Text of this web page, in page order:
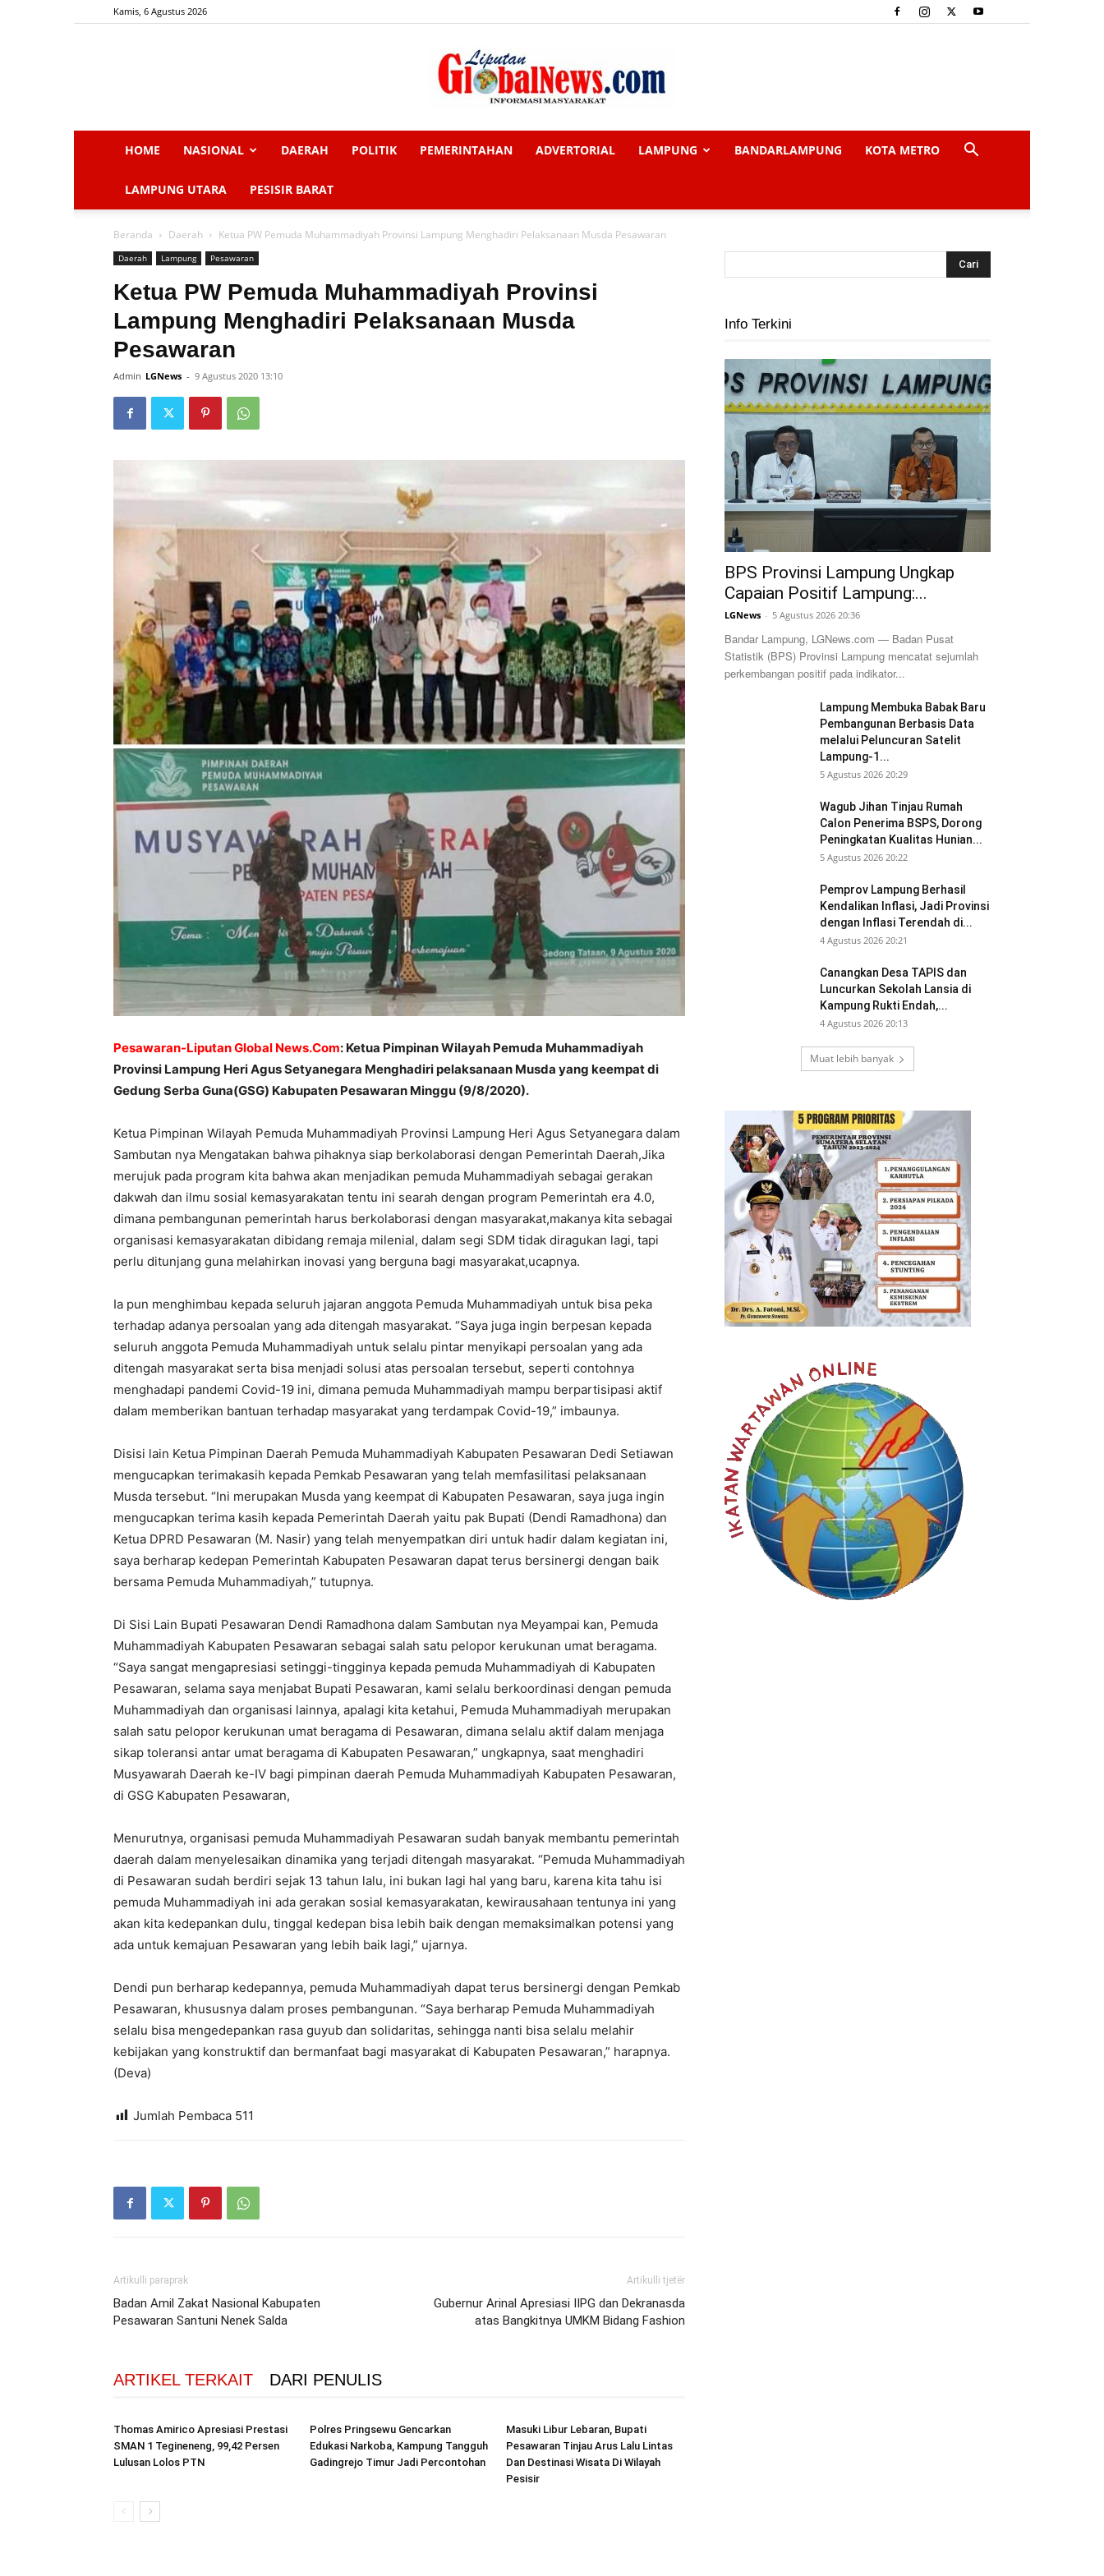
Kamis, 6 Agustus 2026
HOME NASIONAL DAERAH POLITIK PEMERINTAHAN ADVERTORIAL LAMPUNG BANDARLAMPUNG KOTA METRO
LAMPUNG UTARA PESISIR BARAT
Beranda Daerah Ketua PW Pemuda Muhammadiyah Provinsi Lampung Menghadiri Pelaksanaan Musda Pesawaran
Daerah Lampung Pesawaran
Ketua PW Pemuda Muhammadiyah Provinsi
Lampung Menghadiri Pelaksanaan Musda
Pesawaran
Admin LGNews - 9 Agustus 2020 13:10
Pesawaran-Liputan Global News.Com: Ketua Pimpinan Wilayah Pemuda Muhammadiyah
Provinsi Lampung Heri Agus Setyanegara Menghadiri pelaksanaan Musda yang keempat di
Gedung Serba Guna(GSG) Kabupaten Pesawaran Minggu (9/8/2020).
Ketua Pimpinan Wilayah Pemuda Muhammadiyah Provinsi Lampung Heri Agus Setyanegara dalam
Sambutan nya Mengatakan bahwa pihaknya siap berkolaborasi dengan Pemerintah Daerah,Jika
merujuk pada program kita bahwa akan menjadikan pemuda Muhammadiyah sebagai gerakan
dakwah dan ilmu sosial kemasyarakatan tentu ini searah dengan program Pemerintah era 4.0,
dimana pembangunan pemerintah harus berkolaborasi dengan masyarakat,makanya kita sebagai
organisasi kemasyarakatan dibidang remaja milenial, dalam segi SDM tidak diragukan lagi, tapi
perlu ditunjang guna melahirkan inovasi yang berguna bagi masyarakat,ucapnya.
Ia pun menghimbau kepada seluruh jajaran anggota Pemuda Muhammadiyah untuk bisa peka
terhadap adanya persoalan yang ada ditengah masyarakat. “Saya juga ingin berpesan kepada
seluruh anggota Pemuda Muhammadiyah untuk selalu pintar menyikapi persoalan yang ada
ditengah masyarakat serta bisa menjadi solusi atas persoalan tersebut, seperti contohnya
menghadapi pandemi Covid-19 ini, dimana pemuda Muhammadiyah mampu berpartisipasi aktif
dalam memberikan bantuan terhadap masyarakat yang terdampak Covid-19,” imbaunya.
Disisi lain Ketua Pimpinan Daerah Pemuda Muhammadiyah Kabupaten Pesawaran Dedi Setiawan
mengucapkan terimakasih kepada Pemkab Pesawaran yang telah memfasilitasi pelaksanaan
Musda tersebut. “Ini merupakan Musda yang keempat di Kabupaten Pesawaran, saya juga ingin
mengucapkan terima kasih kepada Pemerintah Daerah yaitu pak Bupati (Dendi Ramadhona) dan
Ketua DPRD Pesawaran (M. Nasir) yang telah menyempatkan diri untuk hadir dalam kegiatan ini,
saya berharap kedepan Pemerintah Kabupaten Pesawaran dapat terus bersinergi dengan baik
bersama Pemuda Muhammadiyah,” tutupnya.
Di Sisi Lain Bupati Pesawaran Dendi Ramadhona dalam Sambutan nya Meyampai kan, Pemuda
Muhammadiyah Kabupaten Pesawaran sebagai salah satu pelopor kerukunan umat beragama.
“Saya sangat mengapresiasi setinggi-tingginya kepada pemuda Muhammadiyah di Kabupaten
Pesawaran, selama saya menjabat Bupati Pesawaran, kami selalu berkoordinasi dengan pemuda
Muhammadiyah dan organisasi lainnya, apalagi kita ketahui, Pemuda Muhammadiyah merupakan
salah satu pelopor kerukunan umat beragama di Pesawaran, dimana selalu aktif dalam menjaga
sikap toleransi antar umat beragama di Kabupaten Pesawaran,” ungkapnya, saat menghadiri
Musyawarah Daerah ke-IV bagi pimpinan daerah Pemuda Muhammadiyah Kabupaten Pesawaran,
di GSG Kabupaten Pesawaran,
Menurutnya, organisasi pemuda Muhammadiyah Pesawaran sudah banyak membantu pemerintah
daerah dalam menyelesaikan dinamika yang terjadi ditengah masyarakat. “Pemuda Muhammadiyah
di Pesawaran sudah berdiri sejak 13 tahun lalu, ini bukan lagi hal yang baru, karena kita tahu isi
pemuda Muhammadiyah ini ada gerakan sosial kemasyarakatan, kewirausahaan tentunya ini yang
akan kita kedepankan dulu, tinggal kedepan bisa lebih baik dengan memaksimalkan potensi yang
ada untuk kemajuan Pesawaran yang lebih baik lagi,” ujarnya.
Dendi pun berharap kedepannya, pemuda Muhammadiyah dapat terus bersinergi dengan Pemkab
Pesawaran, khususnya dalam proses pembangunan. “Saya berharap Pemuda Muhammadiyah
selalu bisa mengedepankan rasa guyub dan solidaritas, sehingga nanti bisa selalu melahir
kebijakan yang konstruktif dan bermanfaat bagi masyarakat di Kabupaten Pesawaran,” harapnya.
(Deva)
Jumlah Pembaca 511
Artikulli paraprak
Badan Amil Zakat Nasional Kabupaten
Pesawaran Santuni Nenek Salda
Artikulli tjetër
Gubernur Arinal Apresiasi IIPG dan Dekranasda
atas Bangkitnya UMKM Bidang Fashion
ARTIKEL TERKAIT DARI PENULIS
Thomas Amirico Apresiasi Prestasi
SMAN 1 Tegineneng, 99,42 Persen
Lulusan Lolos PTN
Polres Pringsewu Gencarkan
Edukasi Narkoba, Kampung Tangguh
Gadingrejo Timur Jadi Percontohan
Masuki Libur Lebaran, Bupati
Pesawaran Tinjau Arus Lalu Lintas
Dan Destinasi Wisata Di Wilayah
Pesisir
Info Terkini
BPS Provinsi Lampung Ungkap
Capaian Positif Lampung:...
LGNews - 5 Agustus 2026 20:36
Bandar Lampung, LGNews.com — Badan Pusat
Statistik (BPS) Provinsi Lampung mencatat sejumlah
perkembangan positif pada indikator...
Lampung Membuka Babak Baru
Pembangunan Berbasis Data
melalui Peluncuran Satelit
Lampung-1...
5 Agustus 2026 20:29
Wagub Jihan Tinjau Rumah
Calon Penerima BSPS, Dorong
Peningkatan Kualitas Hunian...
5 Agustus 2026 20:22
Pemprov Lampung Berhasil
Kendalikan Inflasi, Jadi Provinsi
dengan Inflasi Terendah di...
4 Agustus 2026 20:21
Canangkan Desa TAPIS dan
Luncurkan Sekolah Lansia di
Kampung Rukti Endah,...
4 Agustus 2026 20:13
Muat lebih banyak